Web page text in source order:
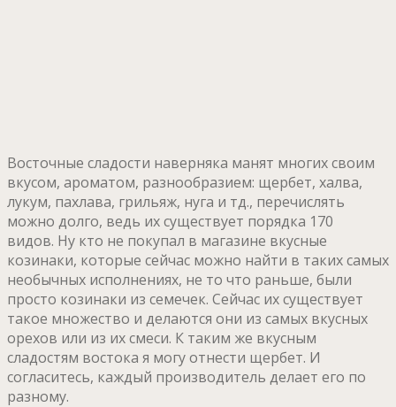
Восточные сладости наверняка манят многих своим
вкусом, ароматом, разнообразием: щербет, халва,
лукум, пахлава, грильяж, нуга и тд., перечислять
можно долго, ведь их существует порядка 170
видов. Ну кто не покупал в магазине вкусные
козинаки, которые сейчас можно найти в таких самых
необычных исполнениях, не то что раньше, были
просто козинаки из семечек. Сейчас их существует
такое множество и делаются они из самых вкусных
орехов или из их смеси. К таким же вкусным
сладостям востока я могу отнести щербет. И
согласитесь, каждый производитель делает его по
разному.